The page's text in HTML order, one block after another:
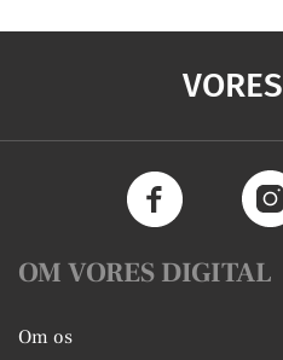
VORES
OM VORES DIGITAL
Om os